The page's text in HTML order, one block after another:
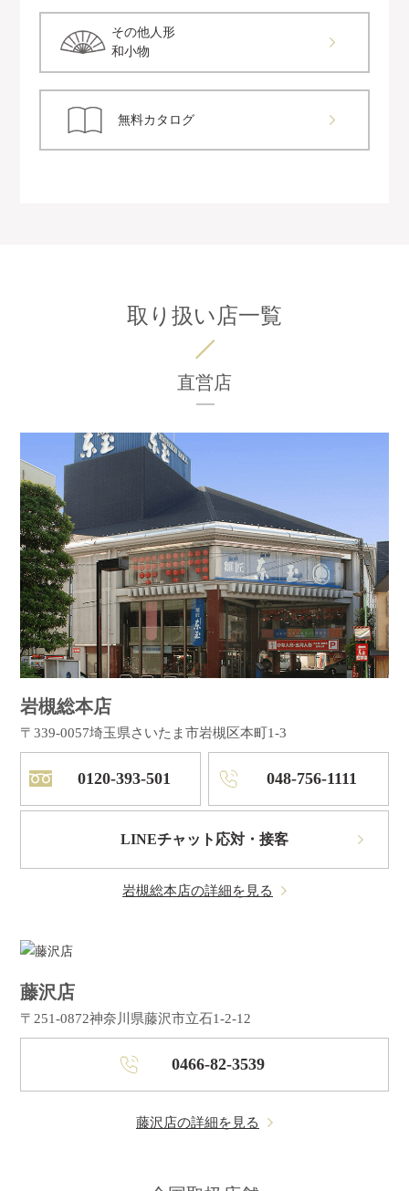
その他人形
和小物
無料カタログ
取り扱い店一覧
直営店
岩槻総本店
〒339-0057埼玉県さいたま市岩槻区本町1-3
0120-393-501 048-756-1111
LINEチャット応対・接客
岩槻総本店の詳細を見る
藤沢店
〒251-0872神奈川県藤沢市立石1-2-12
0466-82-3539
藤沢店の詳細を見る